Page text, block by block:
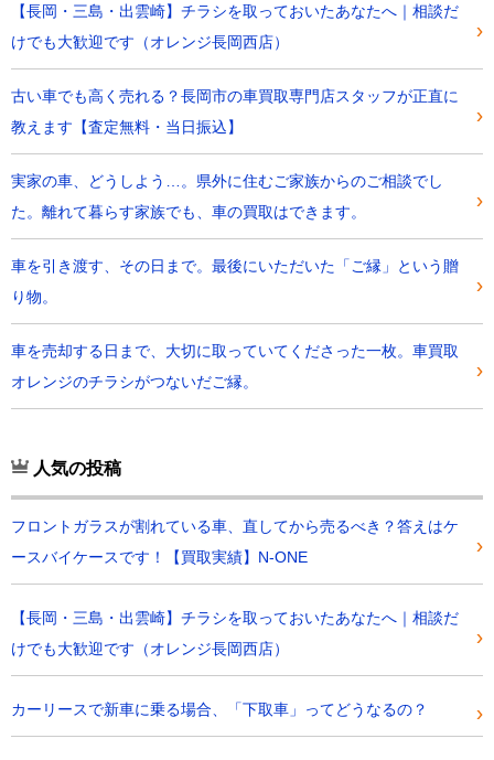
【長岡・三島・出雲崎】チラシを取っておいたあなたへ｜相談だ
けでも大歓迎です（オレンジ長岡西店）
古い車でも高く売れる？長岡市の車買取専門店スタッフが正直に
教えます【査定無料・当日振込】
実家の車、どうしよう…。県外に住むご家族からのご相談でし
た。離れて暮らす家族でも、車の買取はできます。
車を引き渡す、その日まで。最後にいただいた「ご縁」という贈
り物。
車を売却する日まで、大切に取っていてくださった一枚。車買取
オレンジのチラシがつないだご縁。
人気の投稿
フロントガラスが割れている車、直してから売るべき？答えはケ
ースバイケースです！【買取実績】N-ONE
【長岡・三島・出雲崎】チラシを取っておいたあなたへ｜相談だ
けでも大歓迎です（オレンジ長岡西店）
カーリースで新車に乗る場合、「下取車」ってどうなるの？